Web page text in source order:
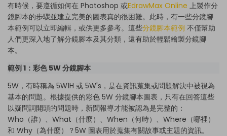
有時候，要遵循如何在 Photoshop 或EdrawMax Online 上製作分
鏡腳本的步驟並建立完美的圖表真的很困難。此時，有一些分鏡腳
本範例可以立即編輯，或供更多參考。這些分鏡腳本範例 不僅幫助
人們更深入地了解分鏡腳本及其分類，還有助於輕鬆繪製分鏡腳
本。
範例 1：彩色 5W 分鏡腳本
5W，有時稱為 5W1H 或 5W's，是在資訊蒐集或問題解決中被視為
基本的問題。根據提供的彩色 5W 分鏡腳本圖表，只有在回答這些
以疑問詞開頭的問題時，新聞報導才能被認為是完整的：
Who（誰）、What（什麼）、When（何時）、Where（哪裡）
和 Why（為什麼）？5W 圖表用於蒐集有關故事或主題的資訊。